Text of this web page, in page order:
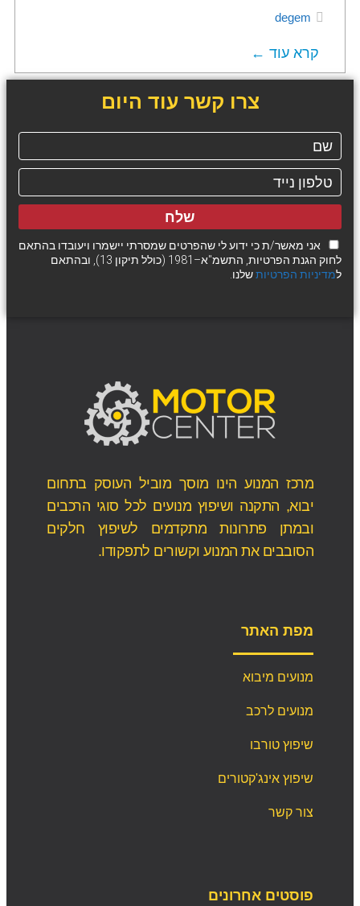
degem
קרא עוד ←
צרו קשר עוד היום
אני מאשר/ת כי ידוע לי שהפרטים שמסרתי יישמרו ויעובדו בהתאם
לחוק הגנת הפרטיות, התשמ"א–1981 (כולל תיקון 13), ובהתאם
למדיניות הפרטיותשלנו.
שלח
מרכז המנוע הינו מוסך מוביל העוסק בתחום
יבוא, התקנה ושיפוץ מנועים לכל סוגי הרכבים
ובמתן פתרונות מתקדמים לשיפוץ חלקים
הסובבים את המנוע וקשורים לתפקודו.
מפת האתר
מנועים מיבוא
מנועים לרכב
שיפוץ טורבו
שיפוץ אינג'קטורים
צור קשר
פוסטים אחרונים